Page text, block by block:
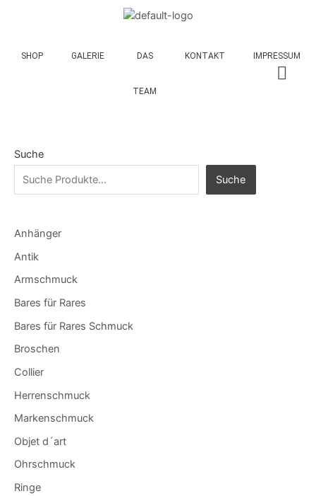
SHOP GALERIE DAS
TEAM
KONTAKT IMPRESSUM
Suche
Suche
Anhänger
Antik
Armschmuck
Bares für Rares
Bares für Rares Schmuck
Broschen
Collier
Herrenschmuck
Markenschmuck
Objet d´art
Ohrschmuck
Ringe